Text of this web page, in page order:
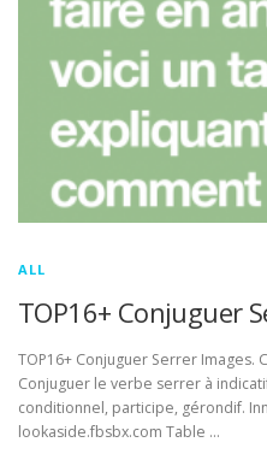
ALL
TOP16+ Conjuguer
TOP16+ Conjuguer Serrer
Conjuguer le verbe serrer à
conditionnel, participe, gérondif.
lookaside.fbsbx.com Table …